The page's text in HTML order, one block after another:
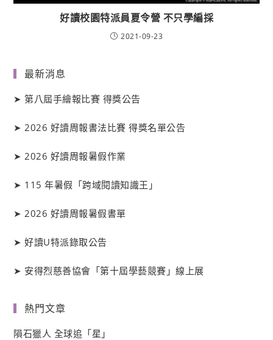
好讀校園特派員夏令營 不只學編採
2021-09-23
最新消息
➤第八屆手繪報比賽 得獎公告
➤ 2026 好讀周報書法比賽 得獎名單公告
➤ 2026 好讀周報暑假作業
➤ 115 年暑假「跨域閱讀知識王」
➤ 2026 好讀周報暑假書單
➤好讀U特派錄取公告
➤ 安得烈慈善協會「第十屆學藝競賽」線上展
熱門文章
隕石獵人 全球追「星」